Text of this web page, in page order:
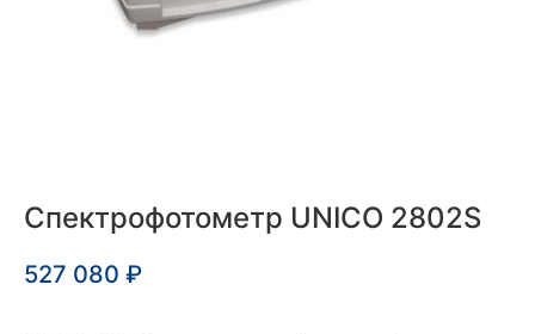
Спектрофотометр UNICO 2802S
527 080 ₽